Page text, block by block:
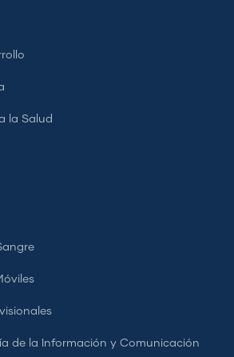
la Salud
de la Información y Comunicación